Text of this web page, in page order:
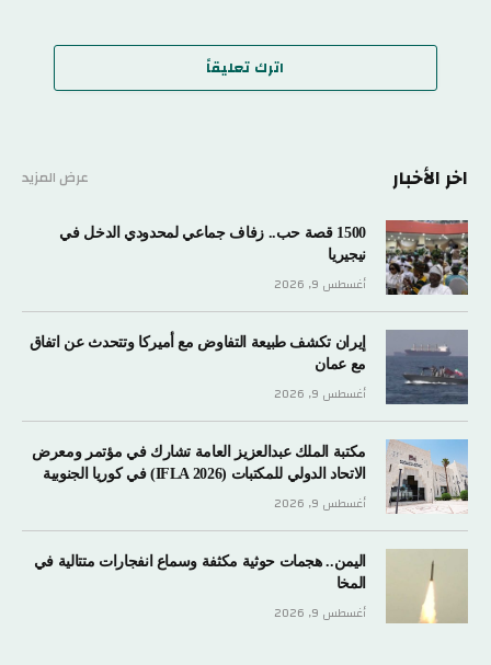
اترك تعليقاً
اخر الأخبار عرض المزيد
1500 قصة حب.. زفاف جماعي لمحدودي الدخل في
نيجيريا
أغسطس 9, 2026
إيران تكشف طبيعة التفاوض مع أميركا وتتحدث عن اتفاق
مع عمان
أغسطس 9, 2026
مكتبة الملك عبدالعزيز العامة تشارك في مؤتمر ومعرض
الاتحاد الدولي للمكتبات (IFLA 2026) في كوريا الجنوبية
أغسطس 9, 2026
اليمن.. هجمات حوثية مكثفة وسماع انفجارات متتالية في
المخا
أغسطس 9, 2026